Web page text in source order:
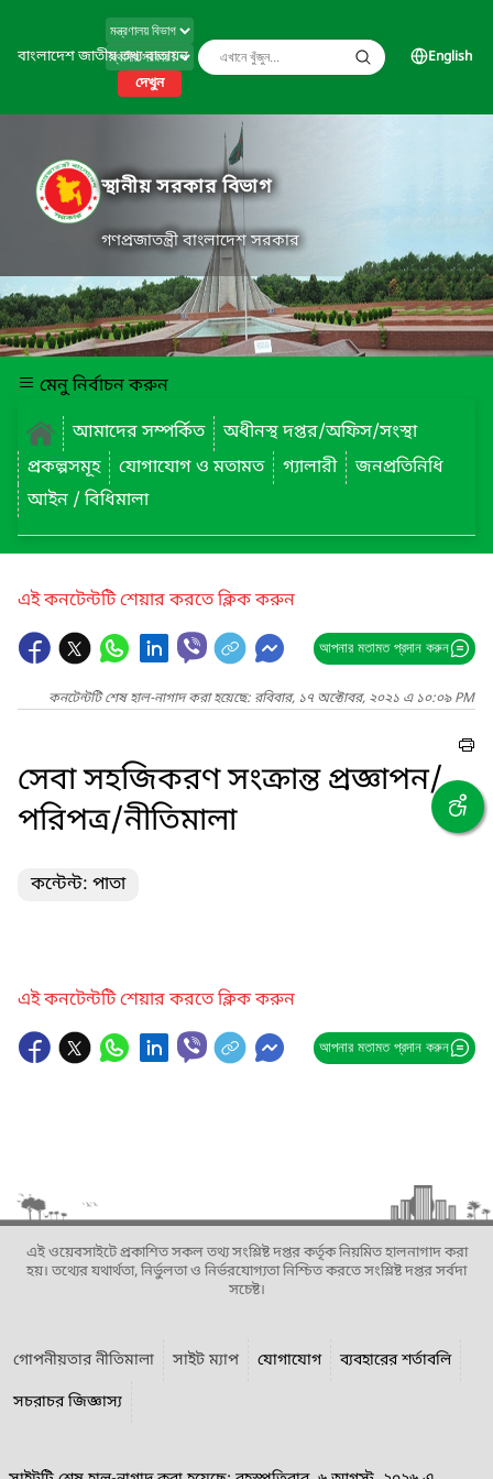
বাংলাদেশ জাতীয় তথ্য বাতায়ন
দেখুন
English
স্থানীয় সরকার বিভাগ
গণপ্রজাতন্ত্রী বাংলাদেশ সরকার
মেনু নির্বাচন করুন
আমাদের সম্পর্কিত
অধীনস্থ দপ্তর/অফিস/সংস্থা
প্রকল্পসমূহ
যোগাযোগ ও মতামত গ্যালারী
জনপ্রতিনিধি
আইন / বিধিমালা
এই কনটেন্টটি শেয়ার করতে ক্লিক করুন
আপনার মতামত প্রদান করুন
কনটেন্টটি শেষ হাল-নাগাদ করা হয়েছে: রবিবার, ১৭ অক্টোবর, ২০২১ এ ১০:০৯ PM
সেবা সহজিকরণ সংক্রান্ত প্রজ্ঞাপন/
পরিপত্র/নীতিমালা
কন্টেন্ট: পাতা
এই কনটেন্টটি শেয়ার করতে ক্লিক করুন
আপনার মতামত প্রদান করুন
এই ওয়েবসাইটে প্রকাশিত সকল তথ্য সংশ্লিষ্ট দপ্তর কর্তৃক নিয়মিত হালনাগাদ করা
হয়। তথ্যের যথার্থতা, নির্ভুলতা ও নির্ভরযোগ্যতা নিশ্চিত করতে সংশ্লিষ্ট দপ্তর সর্বদা
সচেষ্ট।
গোপনীয়তার নীতিমালা সাইট ম্যাপ যোগাযোগ
ব্যবহারের শর্তাবলি
সচরাচর জিজ্ঞাস্য